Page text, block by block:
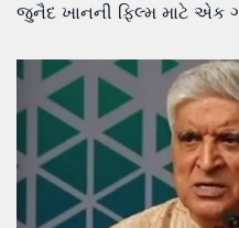
જુનૈદ ખાનની ફિલ્મ માટે એક